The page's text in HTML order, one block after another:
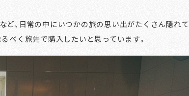
ど、日常の中にいつかの旅の思い出がたくさん隠れて
べく旅先で購入したいと思っています。